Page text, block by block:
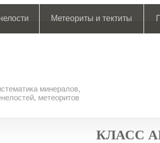
Метеориты и тектиты
минералов,
метеоритов
КЛАСС